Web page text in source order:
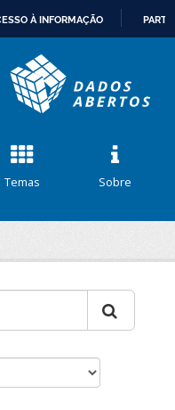
À INFORMAÇÃO
Temas Sobre